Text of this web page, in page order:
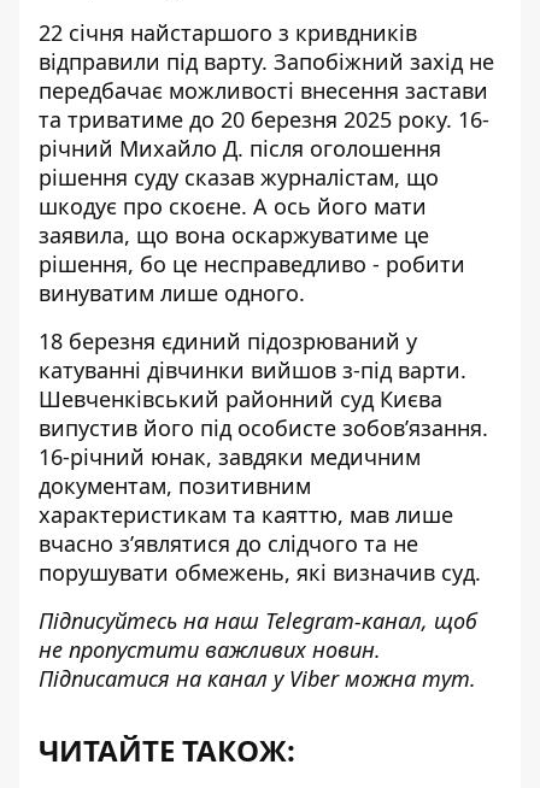
22 січня найстаршого з кривдників
відправили під варту. Запобіжний захід не
передбачає можливості внесення застави
та триватиме до 20 березня 2025 року. 16-
річний Михайло Д. після оголошення
рішення суду сказав журналістам, що
шкодує про скоєне. А ось його мати
заявила, що вона оскаржуватиме це
рішення, бо це несправедливо - робити
винуватим лише одного.
18 березня єдиний підозрюваний у
катуванні дівчинки вийшов з-під варти.
Шевченківський районний суд Києва
випустив його під особисте зобов’язання.
16-річний юнак, завдяки медичним
документам, позитивним
характеристикам та каяттю, мав лише
вчасно з’являтися до слідчого та не
порушувати обмежень, які визначив суд.
Підписуйтесь на наш Telegram-канал, щоб
не пропустити важливих новин.
Підписатися на канал у Viber можна тут.
ЧИТАЙТЕ ТАКОЖ: